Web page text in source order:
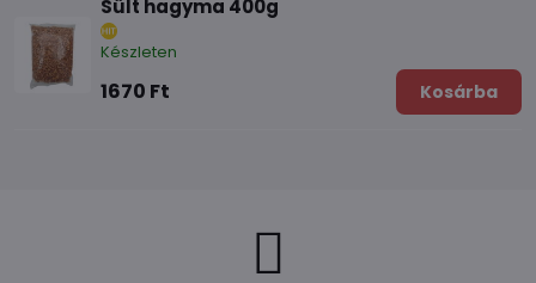
Sült hagyma 400g
Készleten
1670 Ft Kosárba